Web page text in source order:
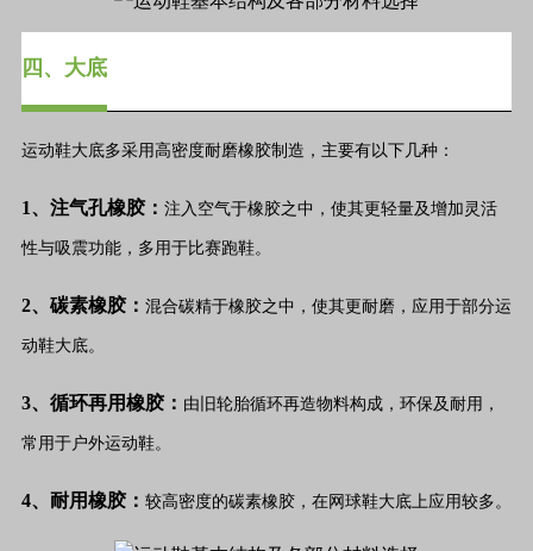
四、大底
运动鞋大底多采用高密度耐磨橡胶制造，主要有以下几种：
1、注气孔橡胶： 注入空气于橡胶之中，使其更轻量及增加灵活
性与吸震功能，多用于比赛跑鞋。
2、碳素橡胶： 混合碳精于橡胶之中，使其更耐磨，应用于部分运
动鞋大底。
3、循环再用橡胶： 由旧轮胎循环再造物料构成，环保及耐用，
常用于户外运动鞋。
4、耐用橡胶： 较高密度的碳素橡胶，在网球鞋大底上应用较多。